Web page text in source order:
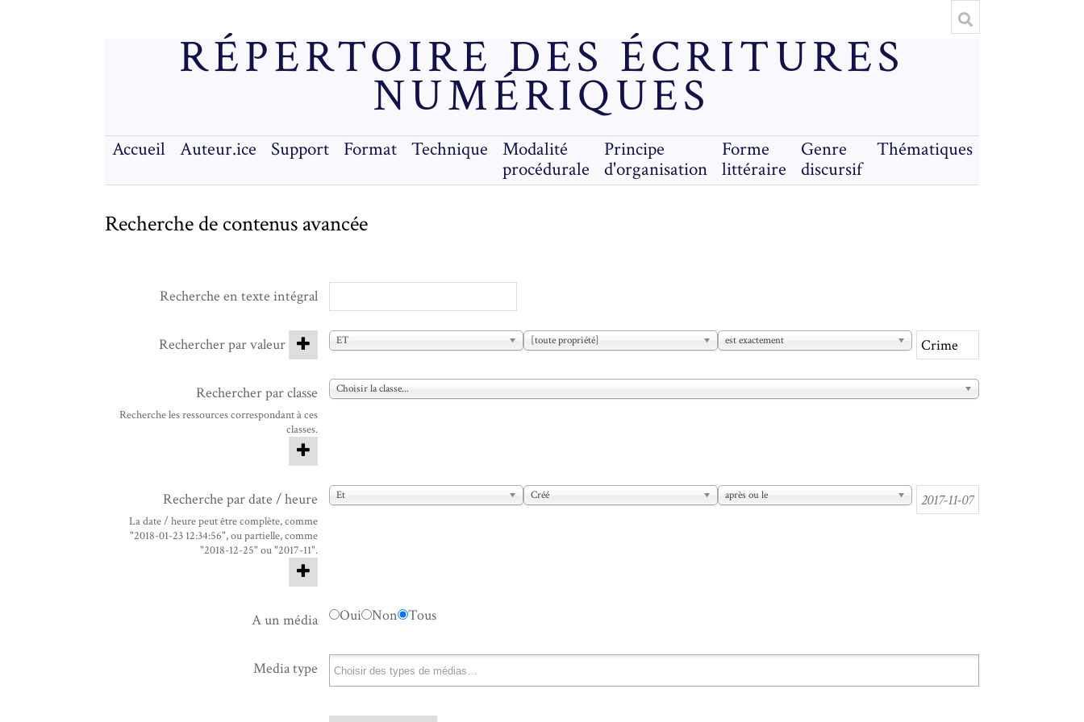
RÉPERTOIRE DES ÉCRITURES
NUMÉRIQUES
Accueil Auteur.ice Support Format Technique
Modalité
procédurale
Principe
d'organisation
Forme
littéraire
Genre
discursif
Thématiques
Recherche de contenus avancée
Recherche en texte intégral
Rechercher par valeur ET [toute propriété] est exactement
Rechercher par classe
Recherche les ressources correspondant à ces
classes.
Choisir la classe...
Recherche par date / heure
La date / heure peut être complète, comme
"2018-01-23 12:34:56", ou partielle, comme
"2018-12-25" ou "2017-11".
Et Créé après ou le
A un média Oui Non Tous
Media type